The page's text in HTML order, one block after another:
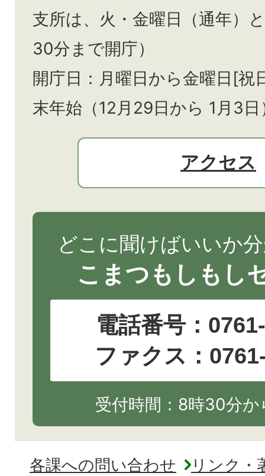
支所は、火・金曜日（通年）と
30分まで開庁）
開庁日：月曜日から金曜日[祝
末年始（12月29日から 1月3
アクセス
どこに聞けばいいか
こまつもしもし
電話番号：
ファクス：
受付時間：8時30分
各課への問い合わせ
リンク・